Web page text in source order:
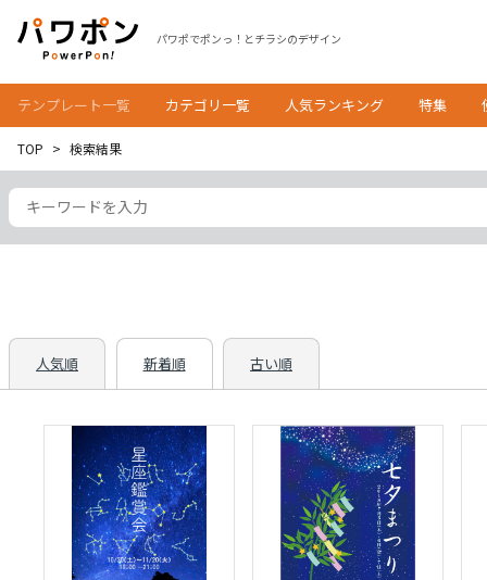
パワポでポンっ！とチラシのデザイン
テンプレート一覧 カテゴリ一覧 人気ランキング 特集
TOP 検索結果
人気順 新着順 古い順